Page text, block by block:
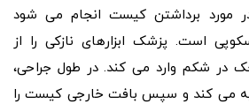
مورد برداشتن کیست انجام می شود
است. پزشک ابزارهای نازکی را از
در شکم وارد می کند. در طول جراحی،
می کند و سپس بافت خارجی کیست را